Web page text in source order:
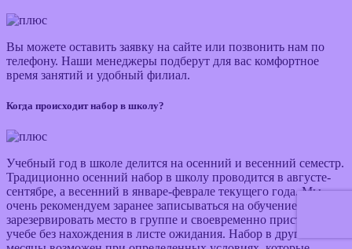
Вы можете оставить заявку на сайте или позвонить нам по
телефону. Наши менеджеры подберут для вас комфортное
время занятий и удобный филиал.
Когда происходит набор в школу?
Учебный год в школе делится на осенний и весенний семестр.
Традиционно осенний набор в школу проводится в августе-
сентябре, а весенний в январе-феврале текущего года. Мы
очень рекомендуем заранее записываться на обучение, чтобы
зарезервировать место в группе и своевременно приступить к
учебе без нахождения в листе ожидания. Набор в другие